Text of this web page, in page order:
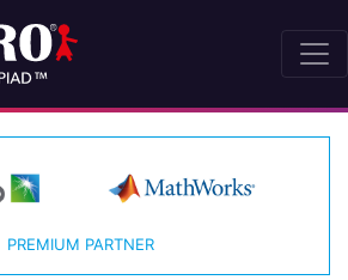
PREMIUM PARTNER